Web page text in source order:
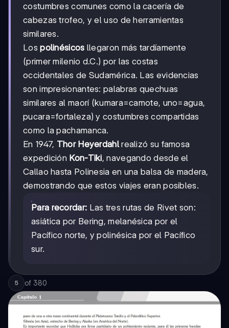
costumbres comunes como la cacería de
cabezas trofeo, y el uso de herramientas
similares.
Lospolinésicos llegaron más tardíamente
(primer milenio d.C.) por las costas
occidentales de Sudamérica. Las evidencias
son impresionantes: palabras quechuas
similares al maorí (kumara=camote, uno=agua,
pucara=fortaleza) y costumbres compartidas
como la pachamanca.
En 1947, Thor Heyerdahlrealizó su famosa
expedición Kon-Tiki, navegando desde el
Callao hasta Polinesia en una balsa de madera,
demostrando que estos viajes eran posibles.
Para recordar: Las tres rutas de Rivet son:
asiática por Bering, melanésica por el
Pacífico norte, y polinésica por el Pacífico
sur.
5 of 380